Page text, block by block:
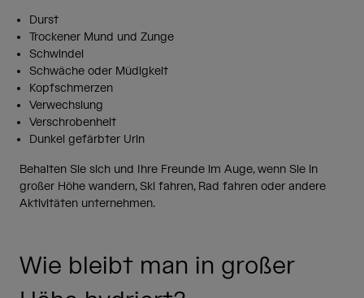
Durst
Trockener Mund und Zunge
Schwindel
Schwäche oder Müdigkeit
Kopfschmerzen
Verwechslung
Verschrobenheit
Dunkel gefärbter Urin
Behalten Sie sich und Ihre Freunde im Auge, wenn Sie in
großer Höhe wandern, Ski fahren, Rad fahren oder andere
Aktivitäten unternehmen.
Wie bleibt man in großer